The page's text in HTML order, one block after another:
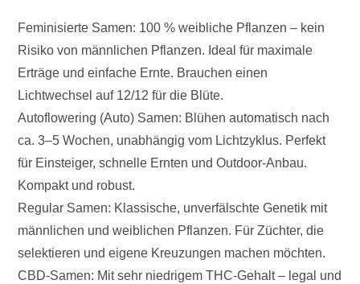
Feminisierte Samen: 100 % weibliche Pflanzen – kein
Risiko von männlichen Pflanzen. Ideal für maximale
Erträge und einfache Ernte. Brauchen einen
Lichtwechsel auf 12/12 für die Blüte.
Autoflowering (Auto) Samen: Blühen automatisch nach
ca. 3–5 Wochen, unabhängig vom Lichtzyklus. Perfekt
für Einsteiger, schnelle Ernten und Outdoor-Anbau.
Kompakt und robust.
Regular Samen: Klassische, unverfälschte Genetik mit
männlichen und weiblichen Pflanzen. Für Züchter, die
selektieren und eigene Kreuzungen machen möchten.
CBD-Samen: Mit sehr niedrigem THC-Gehalt – legal und